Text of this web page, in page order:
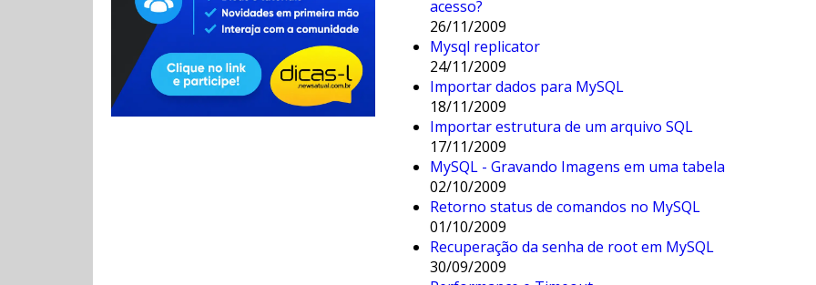
acesso?
26/11/2009
Mysql replicator
24/11/2009
Importar dados para MySQL
18/11/2009
Importar estrutura de um arquivo SQL
17/11/2009
MySQL - Gravando Imagens em uma tabela
02/10/2009
Retorno status de comandos no MySQL
01/10/2009
Recuperação da senha de root em MySQL
30/09/2009